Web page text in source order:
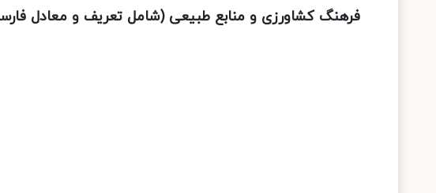
فرهنگ کشاورزی و منابع طبیعی (شامل تعریف و معادل